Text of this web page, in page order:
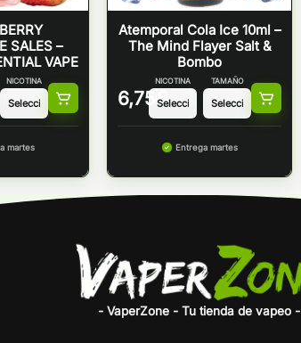
SALES –
VAPE
NICOTINA
martes
Atemporal Cola Ice 10ml –
The Mind Flayer Salt &
Bombo
6,75 €
NICOTINA TAMAÑO
Entrega martes
- VaperZone - Tu tienda de vapeo -